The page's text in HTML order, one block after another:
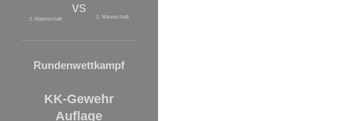
2. Mannschaft
vs
2. Mannschaft
Rundenwettkampf
KK-Gewehr
Auflage